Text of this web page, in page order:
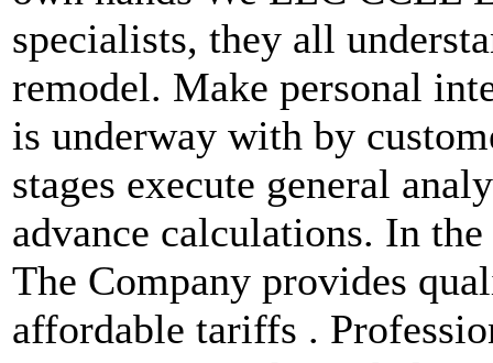
specialists, they all
remodel. Make personal
is underway with by
stages execute general
advance calculations. In
The Company provides
affordable tariffs .